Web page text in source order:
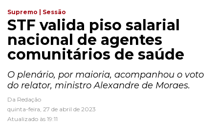
Supremo | Sessão
STF valida piso salarial
nacional de agentes
comunitários de saúde
O plenário, por maioria, acompanhou o voto
do relator, ministro Alexandre de Moraes.
Da Redação
quinta-feira, 27 de abril de 2023
Atualizado às 19:11